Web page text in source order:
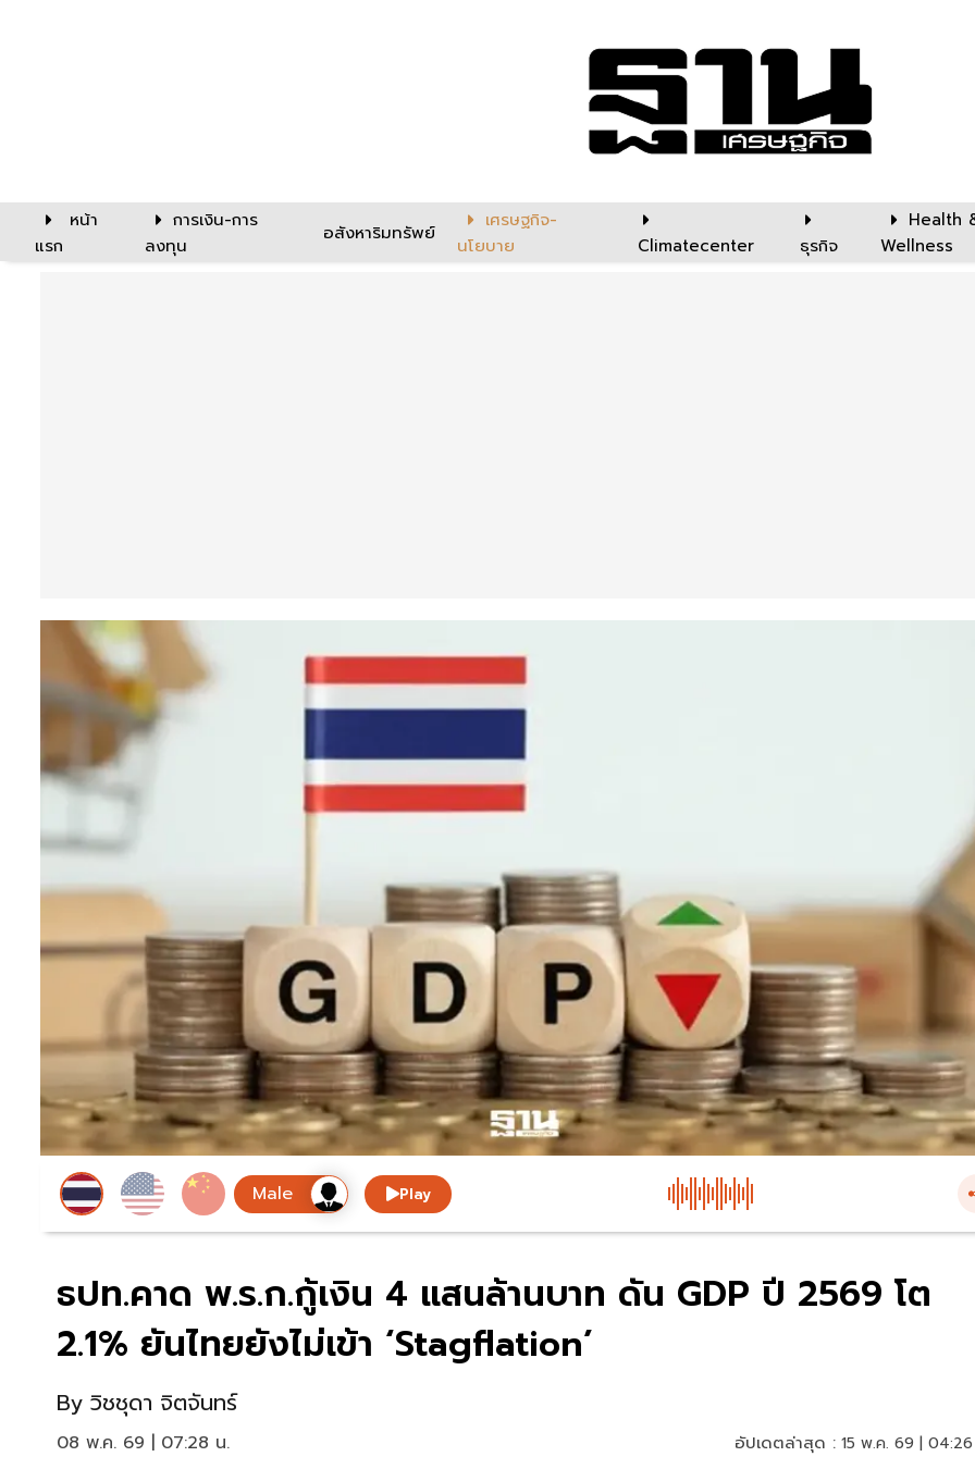
หน้า
แรก
การเงิน-การ
ลงทุน
อสังหาริมทรัพย์
เศรษฐกิจ-
นโยบาย
Climatecenter ธุรกิจ
Health
Wellness
Play
ธปท.คาด พ.ร.ก.กู้เงิน 4 แสนล้านบาท ดัน GDP ปี 2569 โต
2.1% ยันไทยยังไม่เข้า ‘Stagflation’
By วิชชุดา จิตจันทร์
08 พ.ค. 69 | 07:28 น. อัปเดตล่าสุด : 15 พ.ค. 69 |